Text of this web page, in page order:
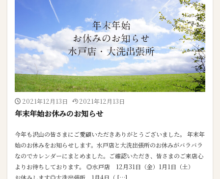
2021年12月13日 2021年12月13日
年末年始お休みのお知らせ
今年も沢山の皆さまにご愛顧いただきありがとうございました。 年末年
始のお休みをお知らせします。水戸店と大洗出張所のお休みがバラバラ
なのでカレンダーにまとめました。ご確認いただき、皆さまのご来店心
よりお待ちしております。 ◎水戸店 12月31日（金）1月1日（土）